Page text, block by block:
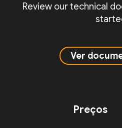
Review our technical
Ver
Preços